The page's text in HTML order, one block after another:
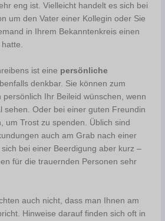
eng ist. Vielleicht handelt es sich bei
um den Vater einer Kollegin oder Sie
in Ihrem Bekanntenkreis einen
ist eine persönliche
denkbar. Sie können zum
persönlich Ihr Beileid wünschen, wenn
sehen. Oder bei einer guten Freundin
um Trost zu spenden. Üblich sind
auch am Grab nach einer
bei einer Beerdigung aber kurz –
für die trauernden Personen sehr
auch nicht, dass man Ihnen am
Hinweise darauf finden sich oft in